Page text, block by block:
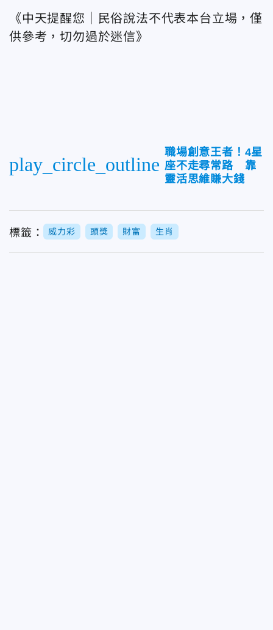
《中天提醒您｜民俗說法不代表本台立場，僅
供參考，切勿過於迷信》
play_circle_outline
職場創意王者！4星
座不走尋常路 靠
靈活思維賺大錢
標籤： 威力彩 頭獎 財富 生肖